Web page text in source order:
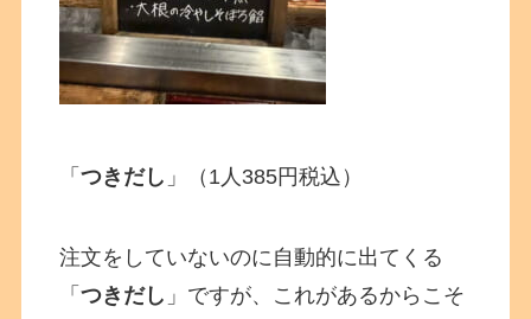
「つきだし 」（1人385円税込）
注文をしていないのに自動的に出てくる
「つきだし 」ですが、これがあるからこそ